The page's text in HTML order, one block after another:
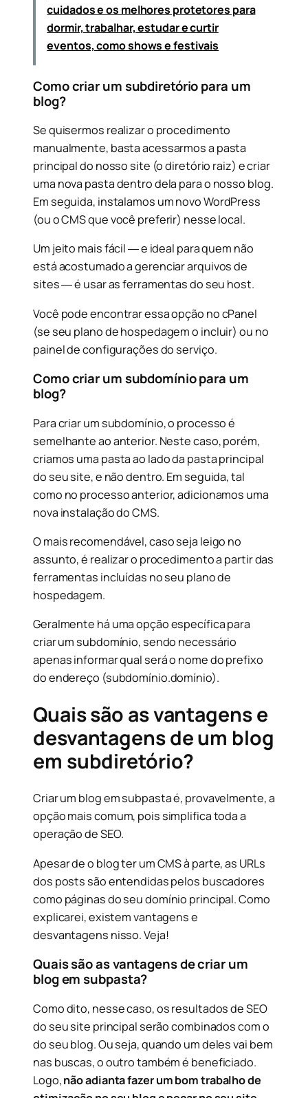
cuidados e os melhores protetores para
dormir, trabalhar, estudar e curtir
eventos, como shows e festivais
Como criar um subdiretório para um
blog?
Se quisermos realizar o procedimento
manualmente, basta acessarmos a pasta
principal do nosso site (o diretório raiz) e criar
uma nova pasta dentro dela para o nosso blog.
Em seguida, instalamos um novo WordPress
(ou o CMS que você preferir) nesse local.
Um jeito mais fácil ― e ideal para quem não
está acostumado a gerenciar arquivos de
sites ― é usar as ferramentas do seu host.
Você pode encontrar essa opção no cPanel
(se seu plano de hospedagem o incluir) ou no
painel de configurações do serviço.
Como criar um subdomínio para um
blog?
Para criar um subdomínio, o processo é
semelhante ao anterior. Neste caso, porém,
criamos uma pasta ao lado da pasta principal
do seu site, e não dentro. Em seguida, tal
como no processo anterior, adicionamos uma
nova instalação do CMS.
O mais recomendável, caso seja leigo no
assunto, é realizar o procedimento a partir das
ferramentas incluídas no seu plano de
hospedagem.
Geralmente há uma opção específica para
criar um subdomínio, sendo necessário
apenas informar qual será o nome do prefixo
do endereço (subdomínio.domínio).
Quais são as vantagens e
desvantagens de um blog
em subdiretório?
Criar um blog em subpasta é, provavelmente, a
opção mais comum, pois simplifica toda a
operação de SEO.
Apesar de o blog ter um CMS à parte, as URLs
dos posts são entendidas pelos buscadores
como páginas do seu domínio principal. Como
explicarei, existem vantagens e
desvantagens nisso. Veja!
Quais são as vantagens de criar um
blog em subpasta?
Como dito, nesse caso, os resultados de SEO
do seu site principal serão combinados com o
do seu blog. Ou seja, quando um deles vai bem
nas buscas, o outro também é beneficiado.
Logo,não adianta fazer um bom trabalho de